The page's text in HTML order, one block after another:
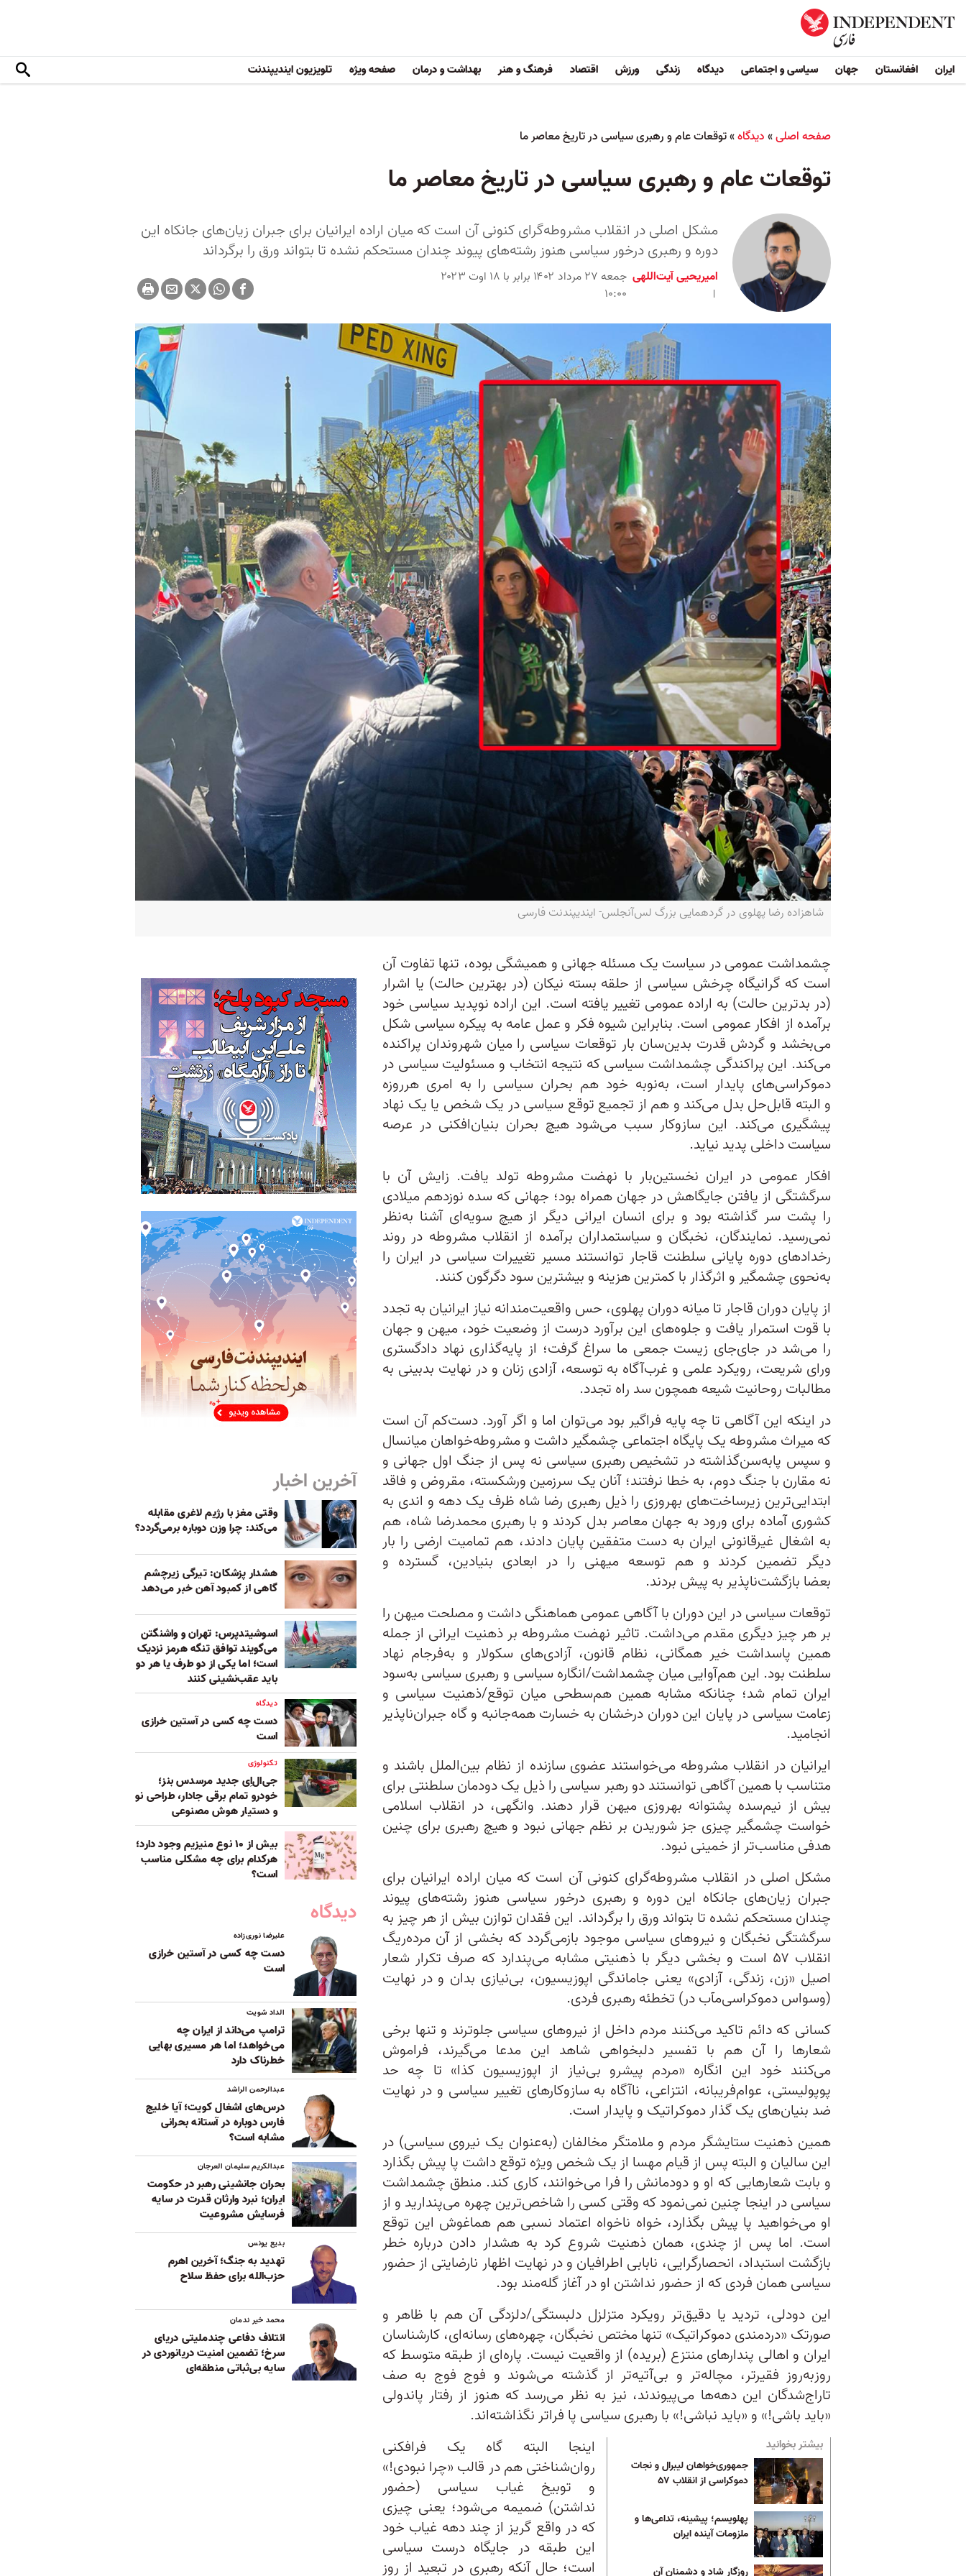
ایران افغانستان جهان سیاسی و اجتماعی دیدگاه زندگی ورزش اقتصاد فرهنگ و هنر بهداشت و درمان صفحه ویژه تلویزیون ایندیپندنت
صفحه اصلی»دیدگاه»توقعات عام و رهبری سیاسی در تاریخ معاصر ما
توقعات عام و رهبری سیاسی در تاریخ معاصر ما
مشکل اصلی در انقلاب مشروطه‌گرای کنونی آن است که میان اراده ایرانیان برای جبران زیان‌های جانکاه این
دوره و رهبری درخور سیاسی هنوز رشته‌های پیوند چندان مستحکم نشده تا بتواند ورق را برگرداند
امیریحیی آیت‌اللهی
جمعه ۲۷ مرداد ۱۴۰۲ برابر با ۱۸ اوت ۲۰۲۳
۱۰:۰۰
شاهزاده رضا پهلوی در گردهمایی بزرگ لس‌آنجلس- ایندیپندنت فارسی
چشمداشت عمومی در سیاست یک مسئله جهانی و همیشگی بوده، تنها تفاوت آن
است که گرانیگاه چرخش سیاسی از حلقه بسته نیکان (در بهترین حالت) یا اشرار
(در بدترین حالت) به اراده عمومی تغییر یافته است. این اراده نوپدید سیاسی خود
برآمده از افکار عمومی است. بنابراین شیوه فکر و عمل عامه به پیکره سیاسی شکل
می‌بخشد و گردش قدرت بدین‌سان بار توقعات سیاسی را میان شهروندان پراکنده
می‌کند. این پراکندگی چشمداشت سیاسی که نتیجه انتخاب و مسئولیت سیاسی در
دموکراسی‌های پایدار است، به‌نوبه خود هم بحران سیاسی را به امری هرروزه
و البته قابل‌حل بدل می‌کند و هم از تجمیع توقع سیاسی در یک شخص یا یک نهاد
پیشگیری می‌کند. این سازوکار سبب می‌شود هیچ بحران بنیان‌افکنی در عرصه
سیاست داخلی پدید نیاید.
افکار عمومی در ایران نخستین‌بار با نهضت مشروطه تولد یافت. زایش آن با
سرگشتگی از یافتن جایگاهش در جهان همراه بود؛ جهانی که سده نوزدهم میلادی
را پشت سر گذاشته بود و برای انسان ایرانی دیگر از هیچ سویه‌ای آشنا به‌نظر
نمی‌رسید. نمایندگان، نخبگان و سیاستمداران برآمده از انقلاب مشروطه در روند
رخدادهای دوره پایانی سلطنت قاجار توانستند مسیر تغییرات سیاسی در ایران را
به‌نحوی چشمگیر و اثرگذار با کمترین هزینه و بیشترین سود دگرگون کنند.
از پایان دوران قاجار تا میانه دوران پهلوی، حس واقعیت‌مندانه نیاز ایرانیان به تجدد
با قوت استمرار یافت و جلوه‌های این برآورد درست از وضعیت خود، میهن و جهان
را می‌شد در جای‌جای زیست جمعی ما سراغ گرفت؛ از پایه‌گذاری نهاد دادگستری
ورای شریعت، رویکرد علمی و غرب‌آگاه به توسعه، آزادی زنان و در نهایت بدبینی به
مطالبات روحانیت شیعه همچون سد راه تجدد.
در اینکه این آگاهی تا چه پایه فراگیر بود می‌توان اما و اگر آورد. دست‌کم آن است
که میراث مشروطه یک پایگاه اجتماعی چشمگیر داشت و مشروطه‌خواهان میانسال
و سپس پابه‌سن‌گذاشته در تشخیص رهبری سیاسی نه پس از جنگ اول جهانی و
نه مقارن با جنگ دوم، به خطا نرفتند؛ آنان یک سرزمین ورشکسته، مقروض و فاقد
ابتدایی‌ترین زیرساخت‌های بهروزی را ذیل رهبری رضا شاه ظرف یک دهه و اندی به
کشوری آماده برای ورود به جهان معاصر بدل کردند و با رهبری محمدرضا شاه، هم
به اشغال غیرقانونی ایران به دست متفقین پایان دادند، هم تمامیت ارضی را بار
دیگر تضمین کردند و هم توسعه میهنی را در ابعادی بنیادین، گسترده و
بعضا بازگشت‌ناپذیر به پیش بردند.
توقعات سیاسی در این دوران با آگاهی عمومی هماهنگی داشت و مصلحت میهن را
بر هر چیز دیگری مقدم می‌داشت. تاثیر نهضت مشروطه بر ذهنیت ایرانی از جمله
همین پاسداشت خیر همگانی، نظام قانون، آزادی‌های سکولار و به‌فرجام نهاد
سلطنت بود. این هم‌آوایی میان چشمداشت/انگاره سیاسی و رهبری سیاسی به‌سود
ایران تمام شد؛ چنانکه مشابه همین هم‌سطحی میان توقع/ذهنیت سیاسی و
زعامت سیاسی در پایان این دوران درخشان به خسارت همه‌جانبه و گاه جبران‌ناپذیر
انجامید.
ایرانیان در انقلاب مشروطه می‌خواستند عضوی سازنده از نظام بین‌الملل باشند و
متناسب با همین آگاهی توانستند دو رهبر سیاسی را ذیل یک دودمان سلطنتی برای
بیش از نیم‌سده پشتوانه بهروزی میهن قرار دهند. وانگهی، در انقلاب اسلامی
خواست چشمگیر چیزی جز شوریدن بر نظم جهانی نبود و هیچ رهبری برای چنین
هدفی مناسب‌تر از خمینی نبود.
مشکل اصلی در انقلاب مشروطه‌گرای کنونی آن است که میان اراده ایرانیان برای
جبران زیان‌های جانکاه این دوره و رهبری درخور سیاسی هنوز رشته‌های پیوند
چندان مستحکم نشده تا بتواند ورق را برگرداند. این فقدان توازن بیش از هر چیز به
سرگشتگی نخبگان و نیروهای سیاسی موجود بازمی‌گردد که بخشی از آن مرده‌ریگ
انقلاب ۵۷ است و بخشی دیگر با ذهنیتی مشابه می‌پندارد که صرف تکرار شعار
اصیل «زن، زندگی، آزادی» یعنی جاماندگی اپوزیسیون، بی‌نیازی بدان و در نهایت
(وسواس دموکراسی‌مآب در) تخطئه رهبری فردی.
کسانی که دائم تاکید می‌کنند مردم داخل از نیروهای سیاسی جلوترند و تنها برخی
شعارها را آن هم با تفسیر دلبخواهی شاهد این مدعا می‌گیرند، فراموش
می‌کنند خود این انگاره «مردم پیشرو بی‌نیاز از اپوزیسیون کذا» تا چه حد
پوپولیستی، عوام‌فریبانه، انتزاعی، ناآگاه به سازوکارهای تغییر سیاسی و در نهایت
ضد بنیان‌های یک گذار دموکراتیک و پایدار است.
همین ذهنیت ستایشگر مردم و ملامتگر مخالفان (به‌عنوان یک نیروی سیاسی) در
این سالیان و البته پس از قیام مهسا از یک شخص ویژه توقع داشت پا پیش بگذارد
و بابت شعارهایی که او و دودمانش را فرا می‌خوانند، کاری کند. منطق چشمداشت
سیاسی در اینجا چنین نمی‌نمود که وقتی کسی را شاخص‌ترین چهره می‌پندارید و از
او می‌خواهید پا پیش بگذارد، خواه ناخواه اعتماد نسبی هم هماغوش این توقع
است. اما پس از چندی، همان ذهنیت شروع کرد به هشدار دادن درباره خطر
بازگشت استبداد، انحصارگرایی، نابابی اطرافیان و در نهایت اظهار نارضایتی از حضور
سیاسی همان فردی که از حضور نداشتن او در آغاز گله‌مند بود.
این دودلی، تردید یا دقیق‌تر رویکرد متزلزل دلبستگی/دلزدگی آن هم با ظاهر و
صورتک «دردمندی دموکراتیک» تنها مختص نخبگان، چهره‌های رسانه‌ای، کارشناسان
ایران و اهالی پندارهای منتزع (بریده) از واقعیت نیست. پاره‌ای از طبقه متوسط که
روزبه‌روز فقیرتر، مچاله‌تر و بی‌آتیه‌تر از گذشته می‌شوند و فوج فوج به صف
تاراج‌شدگان این دهه‌ها می‌پیوندند، نیز به‌ نظر می‌رسد که هنوز از رفتار پاندولی
«باید باشی!» و «باید نباشی!» با رهبری سیاسی پا فراتر نگذاشته‌اند.
بیشتر بخوانید
جمهوری‌خواهان لیبرال و نجات
دموکراسی از انقلاب ۵۷
پهلویسم؛ پیشینه، تداعی‌ها و
ملزومات آینده ایران
روزگار شاد و دشمنان آن
اینجا البته گاه یک فرافکنی
روان‌شناختی هم در قالب «چرا نبودی!»
و توبیخ غیاب سیاسی (حضور
نداشتن) ضمیمه می‌شود؛ یعنی چیزی
که در واقع گریز از چند دهه غیاب خود
این طبقه در جایگاه درست سیاسی
است؛ حال آنکه رهبری در تبعید از روز
آخرین اخبار
وقتی مغز با رژیم لاغری مقابله
می‌کند: چرا وزن دوباره برمی‌گردد؟
هشدار پزشکان: تیرگی زیرچشم
گاهی از کمبود آهن خبر می‌دهد
اسوشیتدپرس: تهران و واشنگتن
می‌گویند توافق تنگه هرمز نزدیک
است؛ اما یکی از دو طرف یا هر دو
باید عقب‌نشینی کنند
دیدگاه
دست چه کسی در آستین خرازی
است
تکنولوژی
جی‌ال‌اِی جدید مرسدس بنز؛
خودرو تمام برقی جادار، طراحی نو
و دستیار هوش مصنوعی
بیش از ۱۰ نوع منیزیم وجود دارد؛
هر‌کدام برای چه مشکلی مناسب‌
است؟
دیدگاه
علیرضا نوری‌زاده
دست چه کسی در آستین خرازی
است
الداد شویت
ترامپ می‌داند از ایران چه
می‌خواهد؛ اما هر مسیری بهایی
خطرناک دارد
عبدالرحمن الراشد
درس‌های اشغال کویت؛ آیا خلیج
فارس دوباره در آستانه بحرانی
مشابه است؟
عبدالکریم سلیمان العرجان
بحران جانشینی رهبر در حکومت
ایران؛ نبرد وارثان قدرت در سایه
فرسایش مشروعیت
بدیع یونس
تهدید به جنگ؛ آخرین اهرم
حزب‌الله برای حفظ سلاح
محمد خیر ندمان
ائتلاف دفاعی چندملیتی دریای
سرخ؛ تضمین امنیت دریانوردی در
سایه بی‌ثباتی‌ منطقه‌ای